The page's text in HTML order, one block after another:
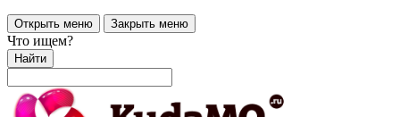
Открыть меню Закрыть меню
Что ищем?
Найти